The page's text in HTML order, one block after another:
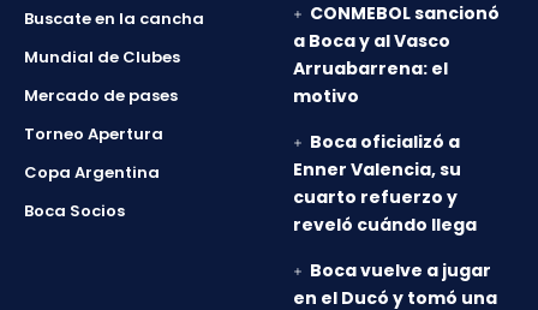
Buscate en la cancha
Mundial de Clubes
Mercado de pases
Torneo Apertura
Copa Argentina
Boca Socios
CONMEBOL sancionó
a Boca y al Vasco
Arruabarrena: el
motivo
Boca oficializó a
Enner Valencia, su
cuarto refuerzo y
reveló cuándo llega
Boca vuelve a jugar
en el Ducó y tomó una